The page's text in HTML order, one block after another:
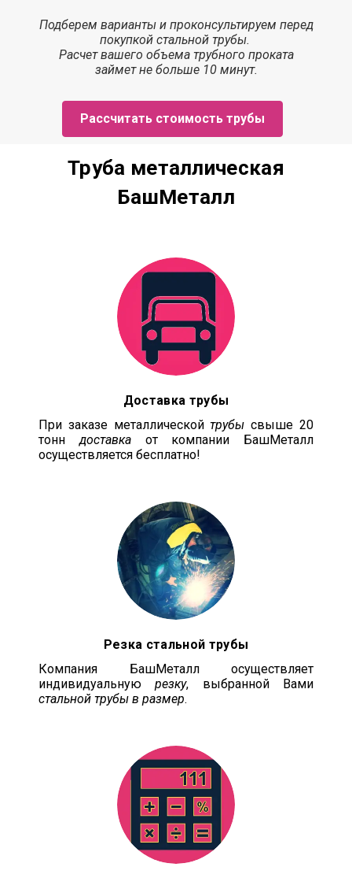
Подберем варианты и проконсультируем перед
покупкой стальной трубы.
Расчетвашего объема трубного проката
займетне больше 10 минут.
Рассчитать стоимость трубы
Труба металлическая
БашМеталл
Доставка трубы
При заказе металлическойтрубы свыше 20
тонндоставкаот компании БашМеталл
осуществляется бесплатно!
Резка стальной трубы
Компания БашМеталл осуществляет
индивидуальнуюрезку, выбранной Вами
стальной трубы в размер.